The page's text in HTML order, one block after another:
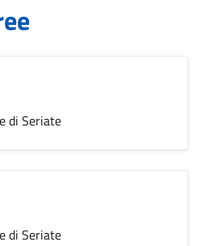
di Seriate
di Seriate